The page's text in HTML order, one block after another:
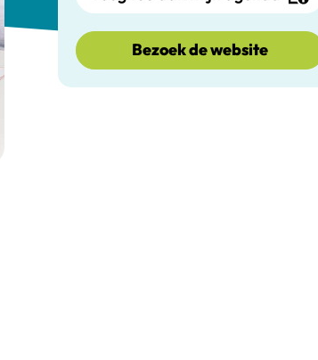
Bezoek de website